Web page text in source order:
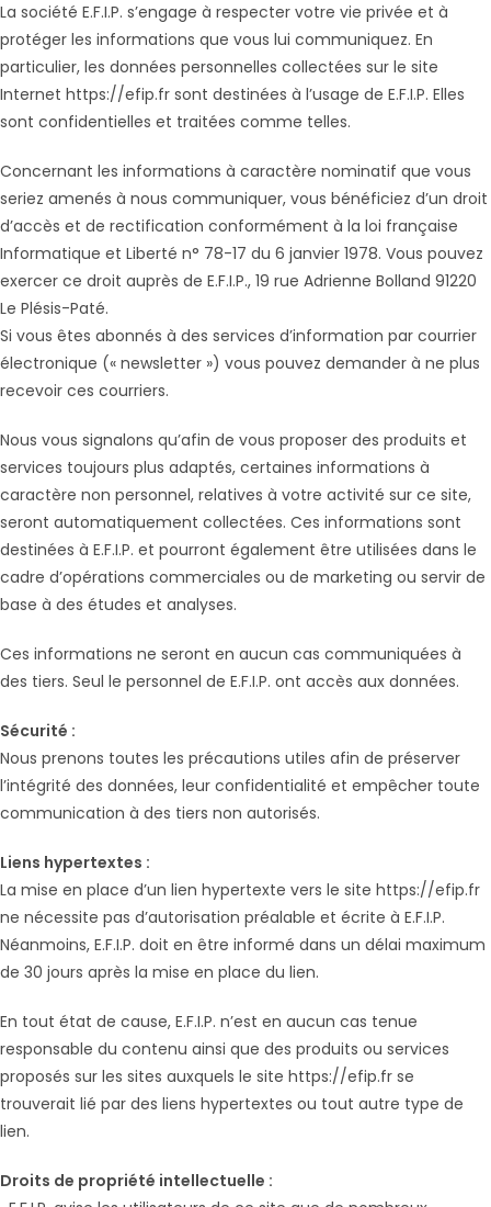
La société E.F.I.P. s’engage à respecter votre vie privée et à
protéger les informations que vous lui communiquez. En
particulier, les données personnelles collectées sur le site
Internet https://efip.fr sont destinées à l’usage de E.F.I.P. Elles
sont confidentielles et traitées comme telles.
Concernant les informations à caractère nominatif que vous
seriez amenés à nous communiquer, vous bénéficiez d’un droit
d’accès et de rectification conformément à la loi française
Informatique et Liberté n° 78-17 du 6 janvier 1978. Vous pouvez
exercer ce droit auprès de E.F.I.P., 19 rue Adrienne Bolland 91220
Le Plésis-Paté.
Si vous êtes abonnés à des services d’information par courrier
électronique (« newsletter ») vous pouvez demander à ne plus
recevoir ces courriers.
Nous vous signalons qu’afin de vous proposer des produits et
services toujours plus adaptés, certaines informations à
caractère non personnel, relatives à votre activité sur ce site,
seront automatiquement collectées. Ces informations sont
destinées à E.F.I.P. et pourront également être utilisées dans le
cadre d’opérations commerciales ou de marketing ou servir de
base à des études et analyses.
Ces informations ne seront en aucun cas communiquées à
des tiers. Seul le personnel de E.F.I.P. ont accès aux données.
Sécurité :
Nous prenons toutes les précautions utiles afin de préserver
l’intégrité des données, leur confidentialité et empêcher toute
communication à des tiers non autorisés.
Liens hypertextes :
La mise en place d’un lien hypertexte vers le site https://efip.fr
ne nécessite pas d’autorisation préalable et écrite à E.F.I.P.
Néanmoins, E.F.I.P. doit en être informé dans un délai maximum
de 30 jours après la mise en place du lien.
En tout état de cause, E.F.I.P. n’est en aucun cas tenue
responsable du contenu ainsi que des produits ou services
proposés sur les sites auxquels le site https://efip.fr se
trouverait lié par des liens hypertextes ou tout autre type de
lien.
Droits de propriété intellectuelle :